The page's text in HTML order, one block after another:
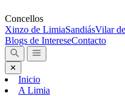
Concellos
Xinzo de LimiaSandiásVilar
Blogs de IntereseContacto
✕
Inicio
A Limia